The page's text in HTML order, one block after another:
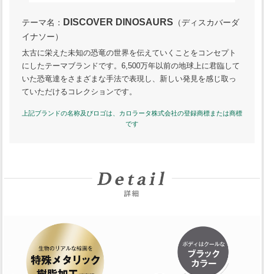
テーマ名： DISCOVER DINOSAURS （ディスカバーダ
イナソー）
太古に栄えた未知の恐竜の世界を伝えていくことをコンセプト
にしたテーマブランドです。6,500万年以前の地球上に君臨して
いた恐竜達をさまざまな手法で表現し、新しい発見を感じ取っ
ていただけるコレクションです。
上記ブランドの名称及びロゴは、カロラータ株式会社の登録商標または商標
です